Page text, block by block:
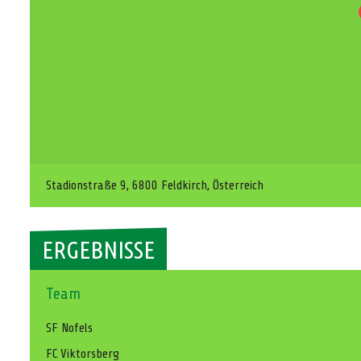
Stadionstraße 9, 6800 Feldkirch, Österreich
ERGEBNISSE
Team
SF Nofels
FC Viktorsberg